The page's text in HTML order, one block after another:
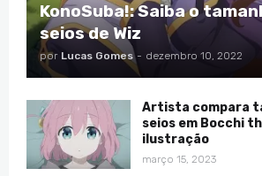
KonoSuba!: Saiba o
seios de Wiz
por Lucas Gomes - dezembro 10, 2022
Artista compara
seios em Bocchi
ilustração
março 15, 2023